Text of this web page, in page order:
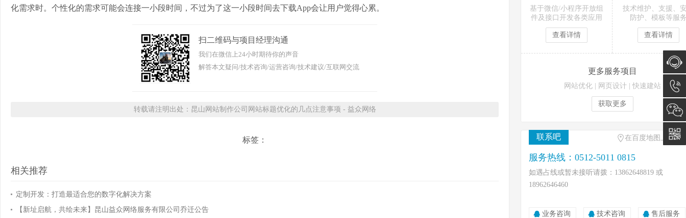
化需求时。个性化的需求可能会连接一小段时间，不过为了这一小段时间去下载App会让用户觉得心累。
扫二维码与项目经理沟通
我们在微信上24小时期待你的声音
解答本文疑问/技术咨询/运营咨询/技术建议/互联网交流
转载请注明出处：昆山网站制作公司网站标题优化的几点注意事项 - 益众网络
标签：
相关推荐
定制开发：打造最适合您的数字化解决方案
【新址启航，共绘未来】昆山益众网络服务有限公司乔迁公告
基于微信/小程序开放组
件及接口开发各类应用
查看详情
技术维护、支援、
防护、模板等服
查看详情
更多服务项目
网站优化 网页设计 快速建站
获取更多
联系吧 在百度地图上找到
服务热线：0512-5011 0815
如遇占线或暂未接听请拨：13862648819 或
18962646460
业务咨询 技术咨询 售后服务
在线咨
询
0512-
5011